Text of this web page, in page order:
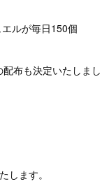
ルが毎日150個
布も決定いたしまし
します。